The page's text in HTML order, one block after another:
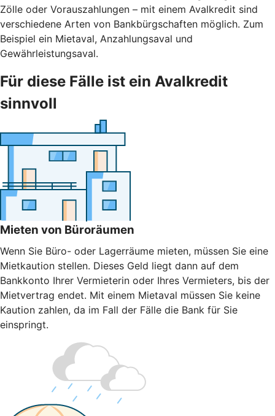
Zölle oder Vorauszahlungen – mit einem Avalkredit sind
verschiedene Arten von Bankbürgschaften möglich. Zum
Beispiel ein Mietaval, Anzahlungsaval und
Gewährleistungsaval.
Für diese Fälle ist ein Avalkredit
sinnvoll
Mieten von Büroräumen
Wenn Sie Büro- oder Lagerräume mieten, müssen Sie eine
Mietkaution stellen. Dieses Geld liegt dann auf dem
Bankkonto Ihrer Vermieterin oder Ihres Vermieters, bis der
Mietvertrag endet. Mit einem Mietaval müssen Sie keine
Kaution zahlen, da im Fall der Fälle die Bank für Sie
einspringt.